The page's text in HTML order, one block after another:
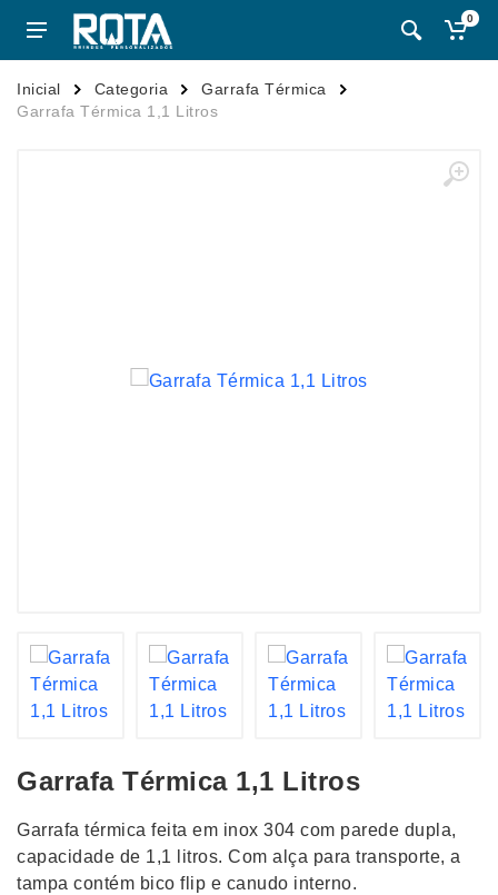
0
Inicial Categoria
Garrafa Térmica
Garrafa Térmica 1,1 Litros
Garrafa Térmica 1,1 Litros
Garrafa térmica feita em inox 304 com parede dupla,
capacidade de 1,1 litros. Com alça para transporte, a
tampa contém bico flip e canudo interno.